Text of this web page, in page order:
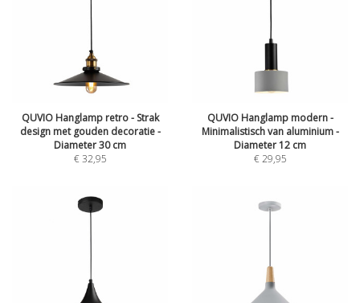
QUVIO Hanglamp retro - Strak
design met gouden decoratie -
Diameter 30 cm
€32,95
QUVIO Hanglamp modern -
Minimalistisch van aluminium -
Diameter 12 cm
€29,95